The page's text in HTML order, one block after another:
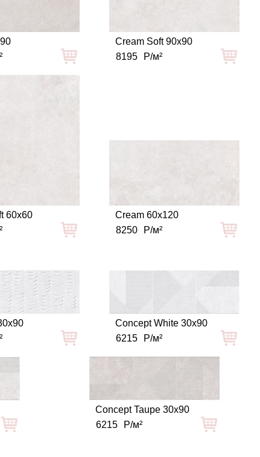
Cream Soft 90x90
8195
Р/м²
60x60
Cream 60x120
8250
Р/м²
Concept White 30x90
6215
Р/м²
Concept Taupe 30x90
6215
Р/м²